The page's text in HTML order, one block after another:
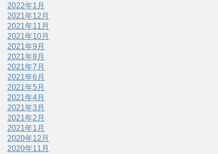
2022年1月
2021年12月
2021年11月
2021年10月
2021年9月
2021年8月
2021年7月
2021年6月
2021年5月
2021年4月
2021年3月
2021年2月
2021年1月
2020年12月
2020年11月